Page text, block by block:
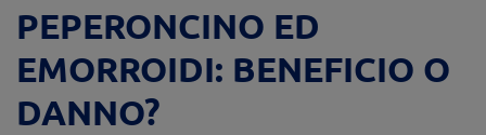
PEPERONCINO ED
EMORROIDI: BENEFICIO O
DANNO?